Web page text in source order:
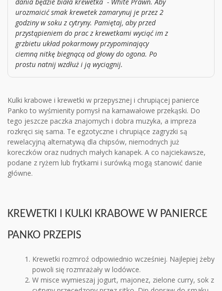
urozmaicić smak krewetek zamarynuj je przez 2
godziny w soku z cytryny. Pamiętaj, aby przed
przystąpieniem do prac z krewetkami wyciąć im z
grzbietu układ pokarmowy przypominający
ciemną nitkę biegnącą od głowy do ogona. Po
prostu natnij wzdłuż i ją wyciągnij.
Kulki krabowe i krewetki w przepysznej i chrupiącej panierce
Panko to wyśmienity pomysł na karnawałowe przekąski. Do
tego jeszcze paczka znajomych i dobra muzyka, a impreza
rozkręci się sama. Te egzotyczne i chrupiące zagryzki są
rewelacyjną alternatywą dla chipsów, niemodnych już
koreczków oraz nudnych małych kanapek. A co najciekawsze,
podane z ryżem lub frytkami i surówką mogą stanowić danie
główne.
KREWETKI I KULKI KRABOWE W PANIERCE
PANKO PRZEPIS
Krewetki rozmroź odpowiednio wcześniej. Najlepiej żeby
powoli się rozmrażały w lodówce.
W misce wymieszaj jogurt, majonez, zielone curry, sok z